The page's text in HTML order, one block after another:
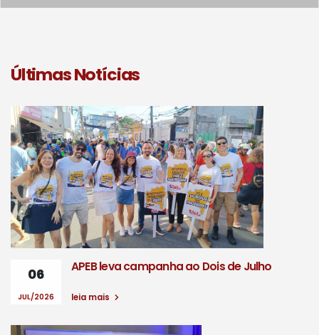
Últimas Notícias
06
JUL/2026
APEB leva campanha ao Dois de Julho
leia mais